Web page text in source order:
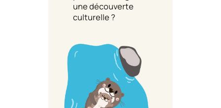
une découverte
culturelle ?